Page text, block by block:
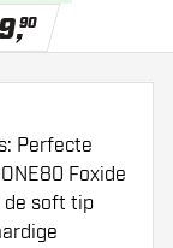
,90
Perfecte
Foxide
de soft tip